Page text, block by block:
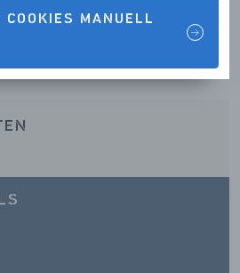
COOKIES MANUELL
& Öffnungszeiten